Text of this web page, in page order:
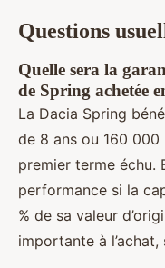
Questions
Quelle sera la
de Spring achetée
La Dacia Spring
de 8 ans ou 160
premier terme échu.
performance si la
% de sa valeur
importante à